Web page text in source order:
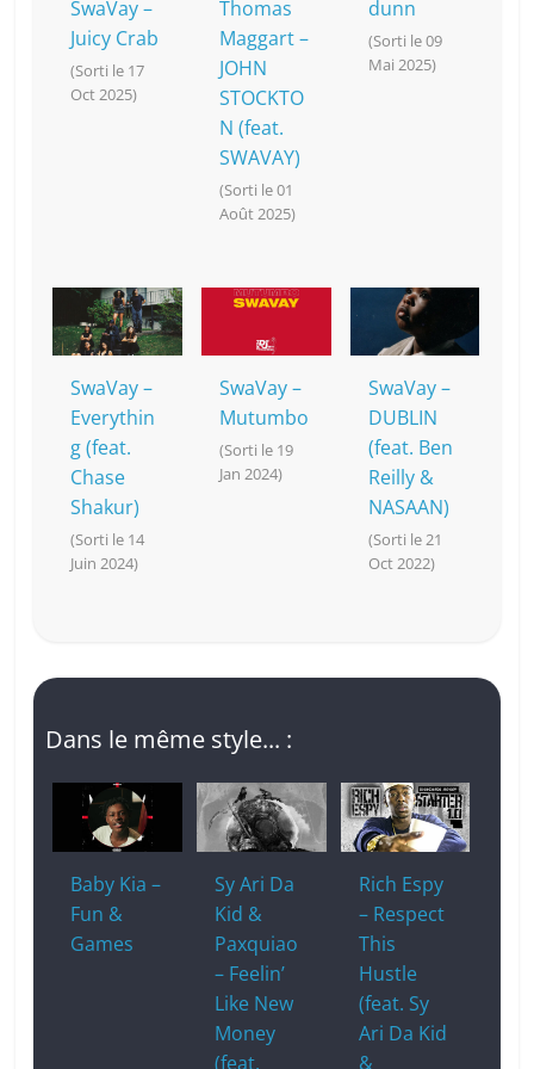
SwaVay –
Juicy Crab
(Sorti le 17
Oct 2025)
Thomas
Maggart –
JOHN
STOCKTO
N (feat.
SWAVAY)
(Sorti le 01
Août 2025)
dunn
(Sorti le 09
Mai 2025)
SwaVay –
Everythin
g (feat.
Chase
Shakur)
(Sorti le 14
Juin 2024)
SwaVay –
Mutumbo
(Sorti le 19
Jan 2024)
SwaVay –
DUBLIN
(feat. Ben
Reilly &
NASAAN)
(Sorti le 21
Oct 2022)
Dans le même style... :
Baby Kia –
Fun &
Games
Sy Ari Da
Kid &
Paxquiao
– Feelin’
Like New
Money
(feat.
Rich Espy
– Respect
This
Hustle
(feat. Sy
Ari Da Kid
&